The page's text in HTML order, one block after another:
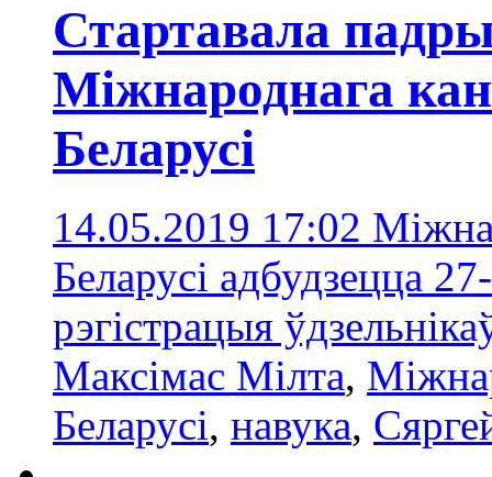
Стартавала
Міжнароднага
Беларусі
14.05.2019 17:02
Беларусі адбудзецца
рэгістрацыя
Максімас Мілта,
Беларусі, навука,